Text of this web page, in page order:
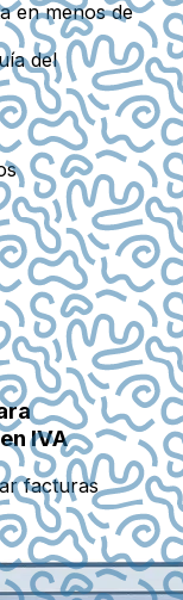
en menos de
del
IVA
facturas